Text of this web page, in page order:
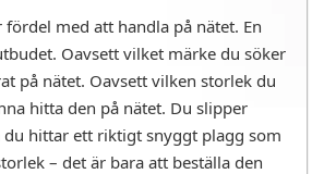
fördel med att handla på nätet. En
Oavsett vilket märke du söker
på nätet. Oavsett vilken storlek du
hitta den på nätet. Du slipper
du hittar ett riktigt snyggt plagg som
– det är bara att beställa den